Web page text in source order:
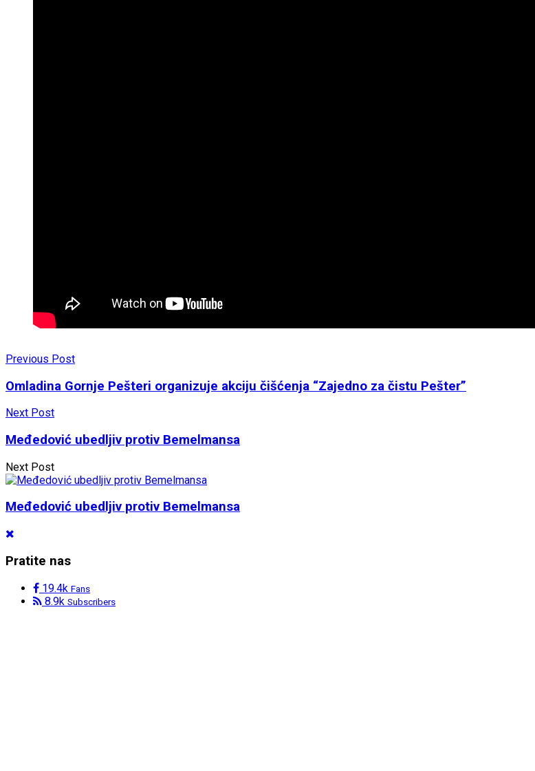
Previous Post
Omladina Gornje Pešteri organizuje akciju čišćenja “Zajedno za čistu Pešter”
Next Post
Međedović ubedljiv protiv Bemelmansa
Next Post
Međedović ubedljiv protiv Bemelmansa
Pratite nas
19.4k Fans
8.9k Subscribers